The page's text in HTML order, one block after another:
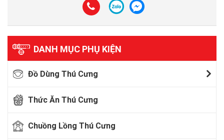
DANH MỤC PHỤ KIỆN
Đồ Dùng Thú Cưng
Thức Ăn Thú Cưng
Chuồng Lồng Thú Cưng